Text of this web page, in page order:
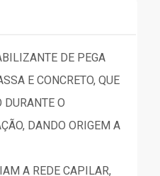
DE PEGA
E CONCRETO, QUE
DURANTE O
DANDO ORIGEM A
A REDE CAPILAR,